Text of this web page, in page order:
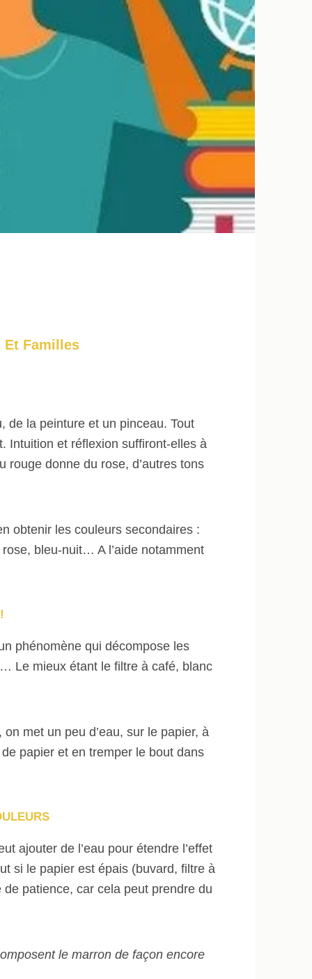
Et Familles
de la peinture et un pinceau. Tout
Intuition et réflexion suffiront-elles à
rouge donne du rose, d’autres tons
obtenir les couleurs secondaires :
bleu-nuit… A l’aide notamment
phénomène qui décompose les
Le mieux étant le filtre à café, blanc
met un peu d’eau, sur le papier, à
papier et en tremper le bout dans
ajouter de l’eau pour étendre l’effet
si le papier est épais (buvard, filtre à
patience, car cela peut prendre du
le marron de façon encore